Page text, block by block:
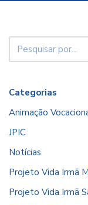
Categorias
Animação
JPIC
Notícias
Projeto Vida Irmã
Projeto Vida Irmã